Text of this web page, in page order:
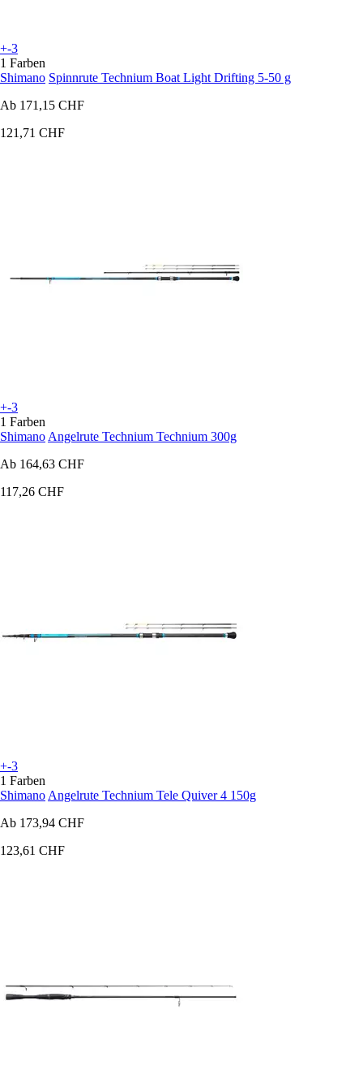
+-3
1 Farben
Shimano Spinnrute Technium Boat Light Drifting 5-50 g
Ab 171,15 CHF
121,71 CHF
+-3
1 Farben
Shimano Angelrute Technium Technium 300g
Ab 164,63 CHF
117,26 CHF
+-3
1 Farben
Shimano Angelrute Technium Tele Quiver 4 150g
Ab 173,94 CHF
123,61 CHF